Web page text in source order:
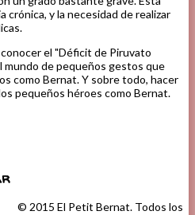
crónica, y la necesidad de realizar
el "Déficit de Piruvato
mundo de pequeños gestos que
como Bernat. Y sobre todo, hacer
pequeños héroes como Bernat.
© 2015 El Petit Bernat. Todos los